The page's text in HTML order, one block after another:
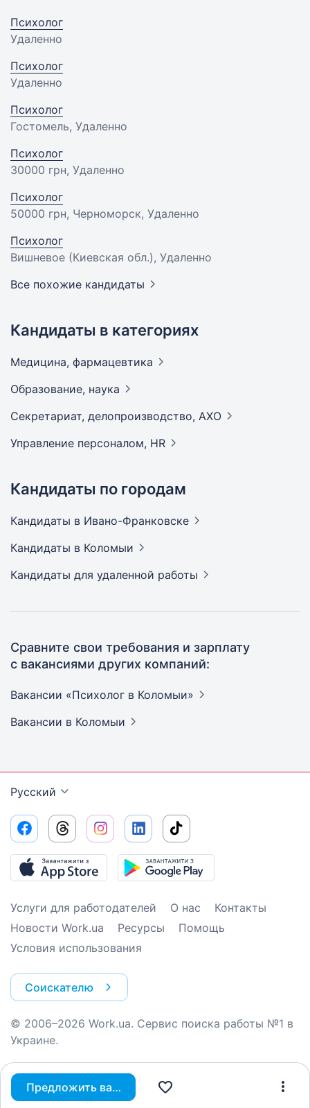
Предложить вакансию
Психолог
Удаленно
Психолог
Удаленно
Психолог
Гостомель, Удаленно
Психолог
30000 грн, Удаленно
Психолог
50000 грн, Черноморск, Удаленно
Психолог
Вишневое (Киевская обл.), Удаленно
Все похожие кандидаты
Кандидаты в категориях
Медицина, фармацевтика
Образование, наука
Секретариат, делопроизводство, АХО
Управление персоналом, HR
Кандидаты по городам
Кандидаты в Ивано-Франковске
Кандидаты в Коломыи
Кандидаты для удаленной работы
Сравните свои требования и зарплату
с вакансиями других компаний:
Вакансии «Психолог в Коломыи»
Вакансии в Коломыи
Русский
Услуги для работодателей О нас
Контакты
Новости Work.ua
Ресурсы
Помощь
Условия использования
Соискателю
© 2006–2026 Work.ua. Сервис поиска работы №1 в
Украине.